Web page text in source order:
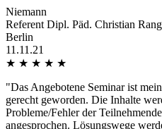
Niemann
Referent Dipl. Päd. Christian
Berlin
11.11.21
★ ★ ★ ★ ★
"Das Angebotene Seminar ist
gerecht geworden. Die Inhalte
Probleme/Fehler der
angesprochen. Lösungswege